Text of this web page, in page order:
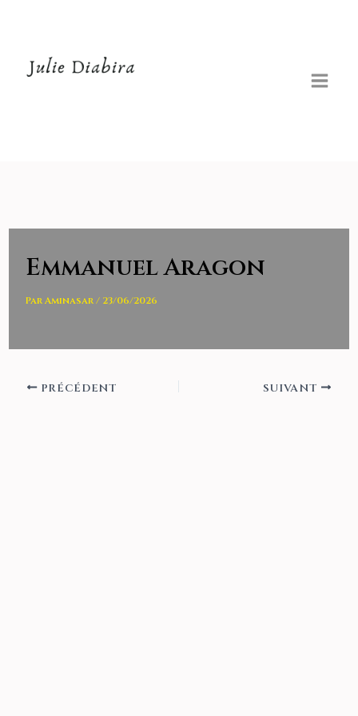
contenu
Emmanuel Aragon
ParAminasar/ 23/06/2026
PRÉCÉDENT SUIVANT